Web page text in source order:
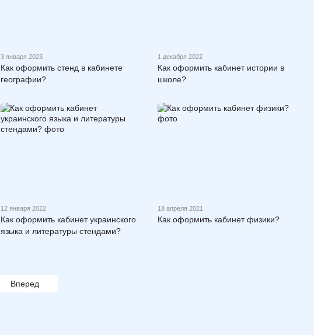
3 января 2023
Как оформить стенд в кабинете
географии?
1 декабря 2022
Как оформить кабинет истории в
школе?
12 января 2022
Как оформить кабинет украинского
языка и литературы стендами?
18 апреля 2021
Как оформить кабинет физики?
Вперед